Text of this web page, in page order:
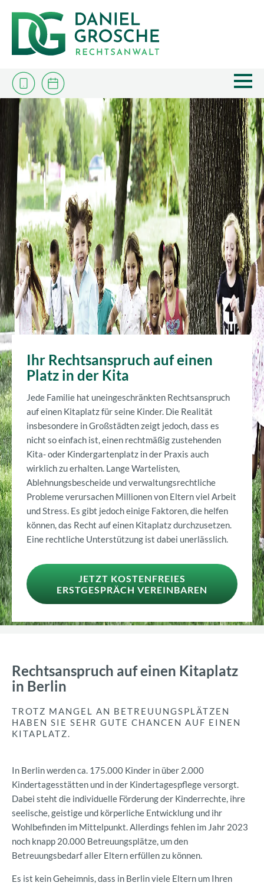
Ihr Rechtsanspruch auf einen
Platz in der Kita
Jede Familie hat uneingeschränkten Rechtsanspruch
auf einen Kitaplatz für seine Kinder. Die Realität
insbesondere in Großstädten zeigt jedoch, dass es
nicht so einfach ist, einen rechtmäßig zustehenden
Kita- oder Kindergartenplatz in der Praxis auch
wirklich zu erhalten. Lange Wartelisten,
Ablehnungsbescheide und verwaltungsrechtliche
Probleme verursachen Millionen von Eltern viel Arbeit
und Stress. Es gibt jedoch einige Faktoren, die helfen
können, das Recht auf einen Kitaplatz durchzusetzen.
Eine rechtliche Unterstützung ist dabei unerlässlich.
JETZT KOSTENFREIES
ERSTGESPRÄCH VEREINBAREN
Rechtsanspruch auf einen Kitaplatz
in Berlin
TROTZ MANGEL AN BETREUUNGSPLÄTZEN
HABEN SIE SEHR GUTE CHANCEN AUF EINEN
KITAPLATZ.
In Berlin werden ca. 175.000 Kinder in über 2.000
Kindertagesstätten und in der Kindertagespflege versorgt.
Dabei steht die individuelle Förderung der Kinderrechte, ihre
seelische, geistige und körperliche Entwicklung und ihr
Wohlbefinden im Mittelpunkt. Allerdings fehlen im Jahr 2023
noch knapp 20.000 Betreuungsplätze, um den
Betreuungsbedarf aller Eltern erfüllen zu können.
Es ist kein Geheimnis, dass in Berlin viele Eltern um Ihren